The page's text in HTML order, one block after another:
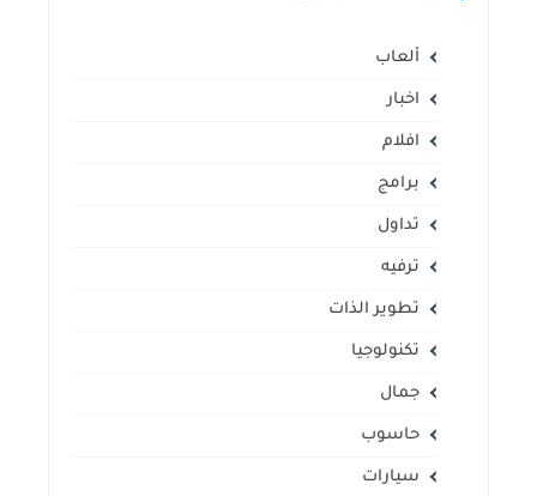
ألعاب
اخبار
افلام
برامج
تداول
ترفيه
تطوير الذات
تكنولوجيا
جمال
حاسوب
سيارات